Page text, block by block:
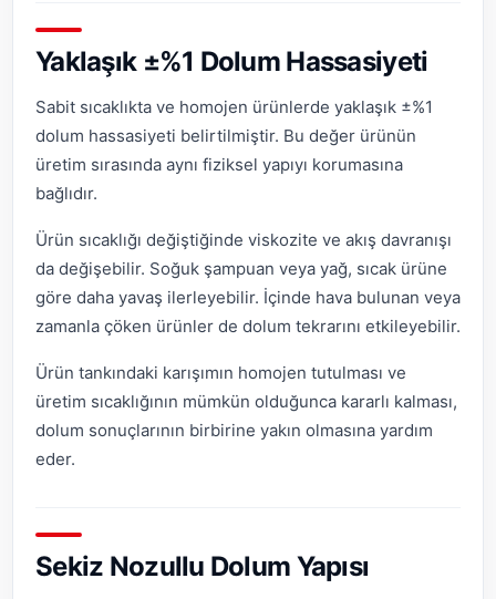
Yaklaşık ±%1 Dolum Hassasiyeti
Sabit sıcaklıkta ve homojen ürünlerde yaklaşık ±%1
dolum hassasiyeti belirtilmiştir. Bu değer ürünün
üretim sırasında aynı fiziksel yapıyı korumasına
bağlıdır.
Ürün sıcaklığı değiştiğinde viskozite ve akış davranışı
da değişebilir. Soğuk şampuan veya yağ, sıcak ürüne
göre daha yavaş ilerleyebilir. İçinde hava bulunan veya
zamanla çöken ürünler de dolum tekrarını etkileyebilir.
Ürün tankındaki karışımın homojen tutulması ve
üretim sıcaklığının mümkün olduğunca kararlı kalması,
dolum sonuçlarının birbirine yakın olmasına yardım
eder.
Sekiz Nozullu Dolum Yapısı